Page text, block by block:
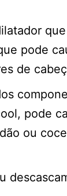
pode
de
pode
ou